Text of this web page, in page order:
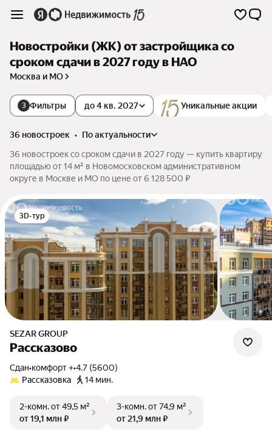
Новостройки (ЖК) от застройщика со
сроком сдачи в 2027 году в НАО
Москва и МО
3 Фильтры Уникальные акции
до 4 кв. 2027
36 новостроек •
по актуальности
36 новостроек со сроком сдачи в 2027 году — купить квартиру
площадью от 14 м² в Новомосковском административном
округе в Москве и МО по цене от 6 128 500 ₽
3D-тур
SEZAR GROUP
Рассказово
Сдан•комфорт +•4.7 (5600)
Рассказовка
14 мин.
2-комн.от 49,5 м²
от 19,1 млн ₽
3-комн.от 74,9 м²
от 21,9 млн ₽